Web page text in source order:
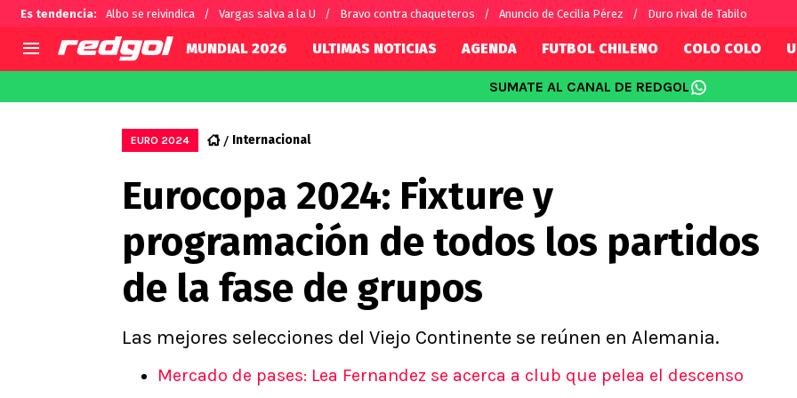
Es tendencia: Albo se reivindica Vargas salva a la U Bravo contra chaqueteros Anuncio de Cecilia Pérez Duro rival de Tabilo
Selección Chilena
U de Chile
U Católica
Campeonato Nacional
Primera B
Segunda División
Copa Chile
Supercopa Chile
Alexis Sánchez
Carlos Palacios
Chilenos por el mundo
Fútbol Brasileño
Premier
Serie A
MUNDIAL 2026 ULTIMAS NOTICIAS AGENDA FUTBOL CHILENO COLO COLO
SUMATE AL CANAL DE REDGOL
EURO 2024 Internacional
Eurocopa 2024: Fixture y
programación de todos los partidos
de la fase de grupos
Las mejores selecciones del Viejo Continente se reúnen en Alemania.
Mercado de pases: Lea Fernandez se acerca a club que pelea el descenso